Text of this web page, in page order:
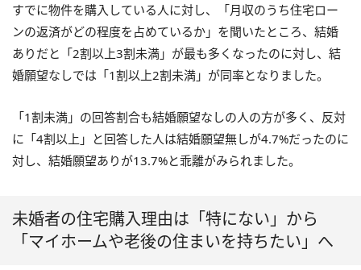
すでに物件を購入している人に対し、「月収のうち住宅ロー
ンの返済がどの程度を占めているか」を聞いたところ、結婚
ありだと「2割以上3割未満」が最も多くなったのに対し、結
婚願望なしでは「1割以上2割未満」が同率となりました。
「1割未満」の回答割合も結婚願望なしの人の方が多く、反対
に「4割以上」と回答した人は結婚願望無しが4.7%だったのに
対し、結婚願望ありが13.7%と乖離がみられました。
未婚者の住宅購入理由は「特にない」から
「マイホームや老後の住まいを持ちたい」へ